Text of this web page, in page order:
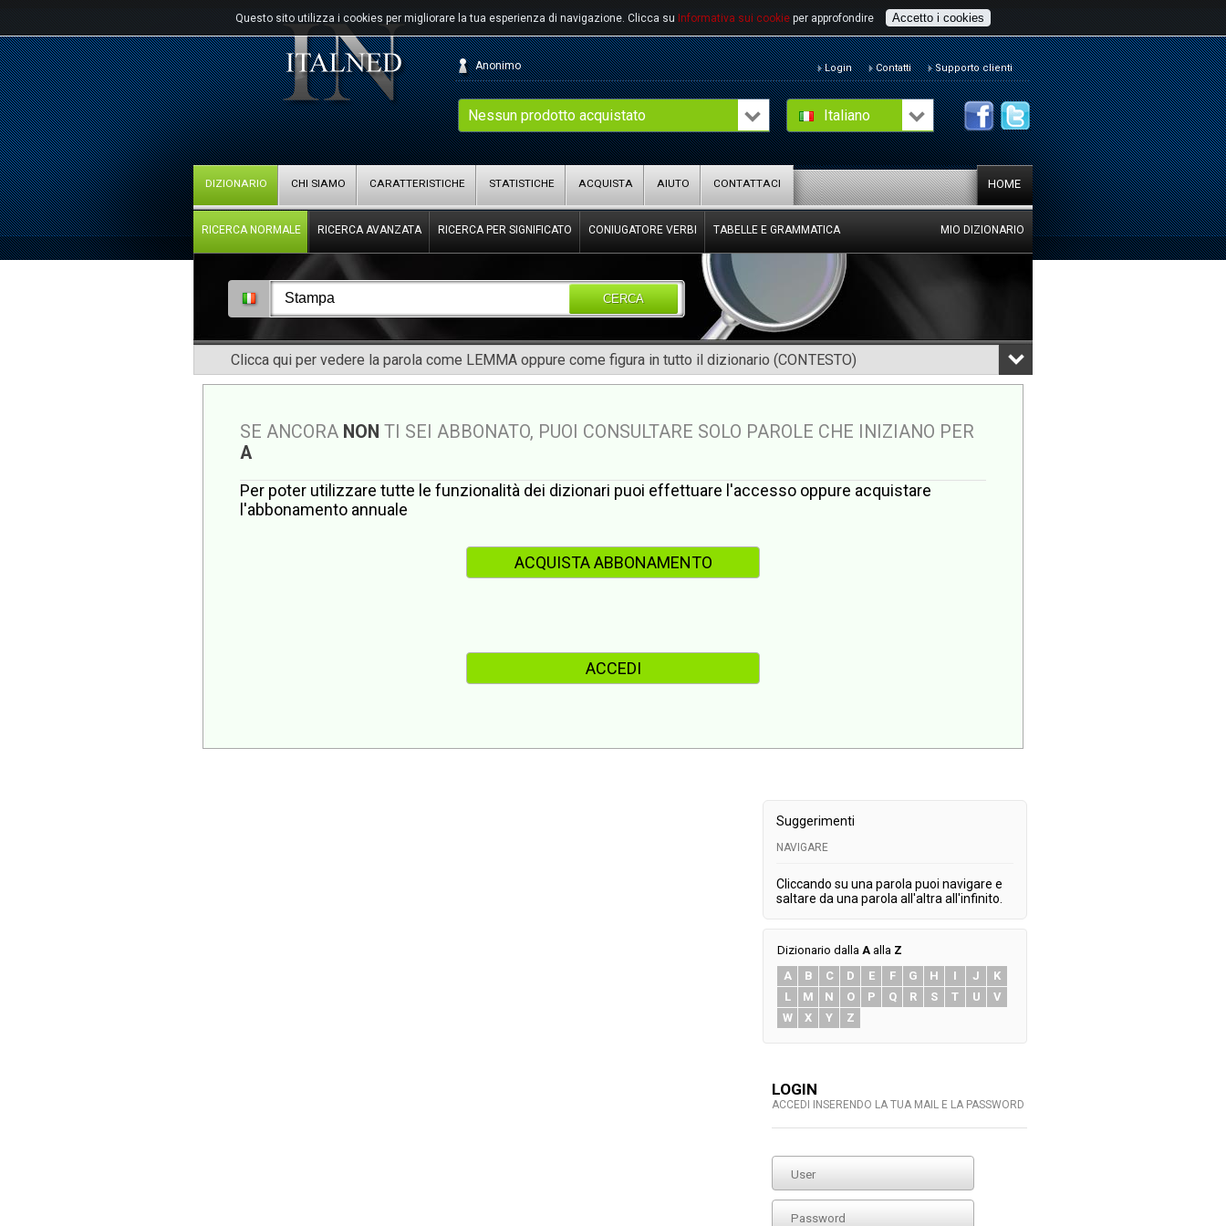
Questo sito utilizza i cookies per migliorare la tua esperienza di navigazione. Clicca su Informativa sui cookie per approfondire Accetto i cookies
Italiano
Nessun prodotto acquistato
Anonimo Login Contatti Supporto clienti
HOME
DIZIONARIO CHI SIAMO CARATTERISTICHE STATISTICHE ACQUISTA AIUTO CONTATTACI
RICERCA NORMALE RICERCA AVANZATA RICERCA PER SIGNIFICATO CONIUGATORE VERBI TABELLE E GRAMMATICA MIO DIZIONARIO
CERCA
Clicca qui per vedere la parola come LEMMA oppure come figura in tutto il dizionario (CONTESTO)
SE ANCORA NON TI SEI ABBONATO, PUOI CONSULTARE SOLO PAROLE CHE INIZIANO PER
A
Per poter utilizzare tutte le funzionalità dei dizionari puoi effettuare l'accesso oppure acquistare
l'abbonamento annuale
ACQUISTA ABBONAMENTO
ACCEDI
Suggerimenti
NAVIGARE
Cliccando su una parola puoi navigare e
saltare da una parola all'altra all'infinito.
Dizionario dalla A alla Z
A
B C D E F G H I J
K
L
M N O P Q R S T U
V
W
X Y Z
LOGIN
ACCEDI INSERENDO LA TUA MAIL E LA PASSWORD